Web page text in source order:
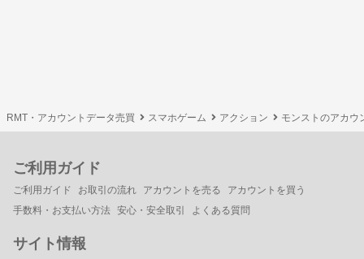
RMT・アカウントデータ売買 スマホゲーム アクション モンストのアカウ
ご利用ガイド
ご利用ガイド お取引の流れ アカウントを売る
アカウントを買う
手数料・お支払い方法 安心・安全取引 よくある質問
サイト情報